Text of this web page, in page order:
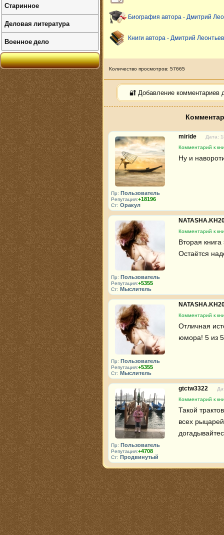
Биография автора - Дмитрий
Книги автора - Дмитрий Леонтьев
Количество просмотров: 57665
🔐 Добавление комментариев
Пр: Пользователь
Репутация:+18196
Ст: Оракул
miride
Дата:
Комментарий к
Ну и
Пр: Пользователь
Репутация:+5355
Ст: Мыслитель
Комментарий к
Вторая
Остаётся
Пр: Пользователь
Репутация:+5355
Ст: Мыслитель
Комментарий к
Отличная
юмора! 5 из
Пр: Пользователь
Репутация:+4708
Ст: Продвинутый
gtctw3322
Комментарий к
Такой
всех
Старинное
Деловая литература
Военное дело